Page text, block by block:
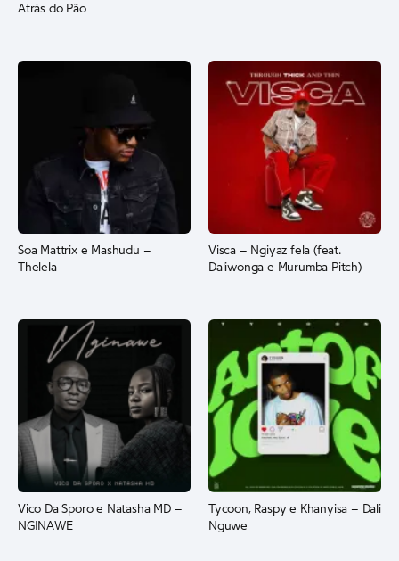
Atrás do Pão
Soa Mattrix e Mashudu –
Thelela
Visca – Ngiyaz fela (feat.
Daliwonga e Murumba Pitch)
Vico Da Sporo e Natasha MD –
NGINAWE
Tycoon, Raspy e Khanyisa – Dali
Nguwe